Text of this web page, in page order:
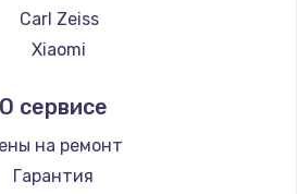
электроконфорки
Заказать
Carl Zeiss
Xiaomi
Kodak
Blackmagic
О сервисе
на ремонт
Гарантия